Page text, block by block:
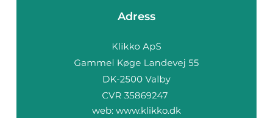
Adress
web: www.klikko.dk